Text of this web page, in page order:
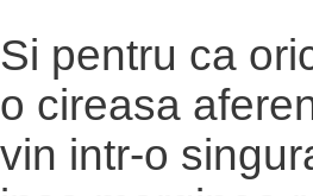
Si pentru ca
o cireasa
vin intr-o